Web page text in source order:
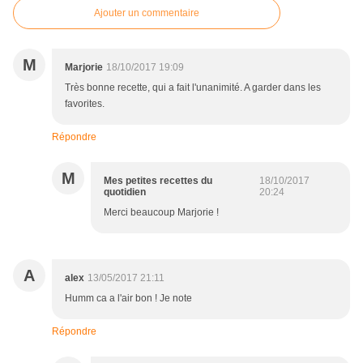
Ajouter un commentaire
M Marjorie 18/10/2017 19:09
Très bonne recette, qui a fait l'unanimité. A garder dans les
favorites.
Répondre
M
Mes petites recettes du
quotidien
18/10/2017
20:24
Merci beaucoup Marjorie !
A alex 13/05/2017 21:11
Humm ca a l'air bon ! Je note
Répondre